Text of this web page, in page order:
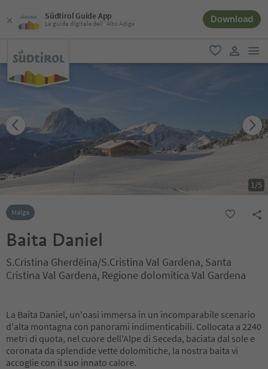
Südtirol Guide App
La guida digitale dell´Alto Adige Download
favoriti
user link
1/5
Malga
Baita Daniel
S.Cristina Gherdëina/S.Cristina Val Gardena, Santa
Cristina Val Gardena, Regione dolomitica Val Gardena
La Baita Daniel, un'oasi immersa in un incomparabile scenario
d'alta montagna con panorami indimenticabili. Collocata a 2240
metri di quota, nel cuore dell'Alpe di Seceda, baciata dal sole e
coronata da splendide vette dolomitiche, la nostra baita vi
accoglie con il suo innato calore.